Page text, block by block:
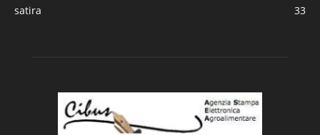
satira
33